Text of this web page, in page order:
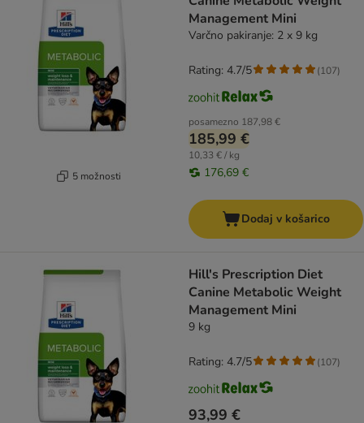
5 možnosti
Management Mini
Varčno pakiranje: 2 x 9 kg
posamezno 187,98 €
185,99 €
10,33 € / kg
176,69 €
Rating: 4.7/5 (107)
Dodaj v košarico
Hill's Prescription Diet
Canine Metabolic Weight
Management Mini
9 kg
93,99 €
Rating: 4.7/5 (107)